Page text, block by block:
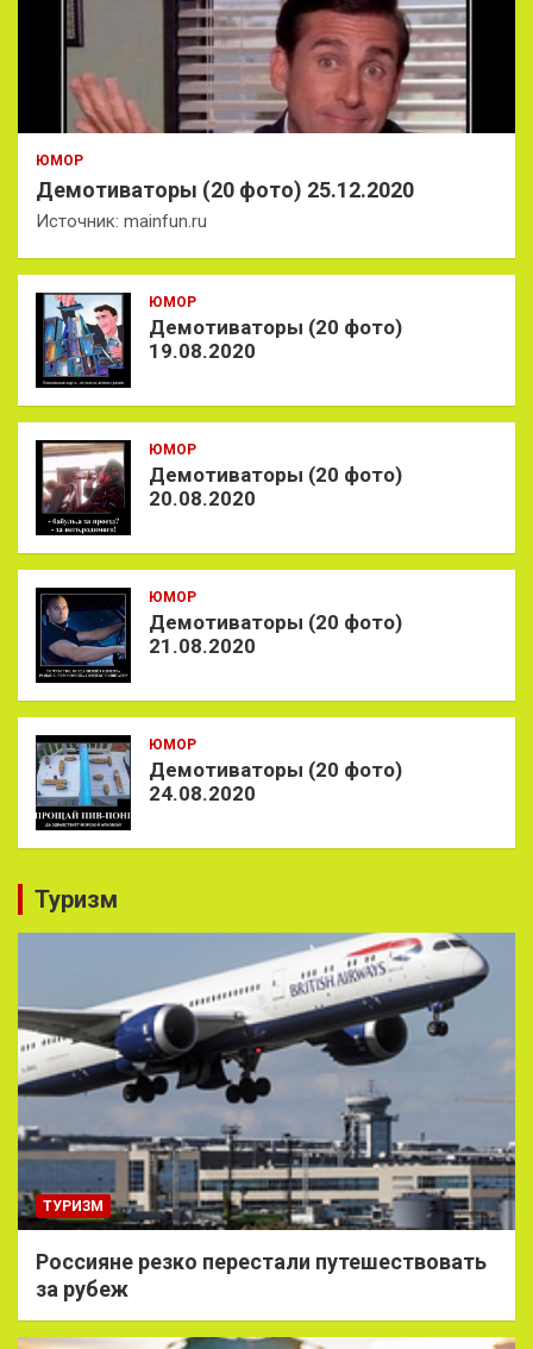
ЮМОР
Демотиваторы (20 фото) 25.12.2020
Источник: mainfun.ru
ЮМОР
Демотиваторы (20 фото)
19.08.2020
ЮМОР
Демотиваторы (20 фото)
20.08.2020
ЮМОР
Демотиваторы (20 фото)
21.08.2020
ЮМОР
Демотиваторы (20 фото)
24.08.2020
Туризм
ТУРИЗМ
Россияне резко перестали путешествовать
за рубеж